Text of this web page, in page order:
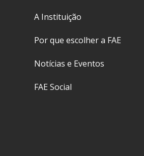
A Instituição
Por que escolher a FAE
Notícias e Eventos
FAE Social